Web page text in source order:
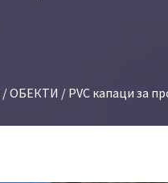
/ОБЕКТИ / PVC капаци за